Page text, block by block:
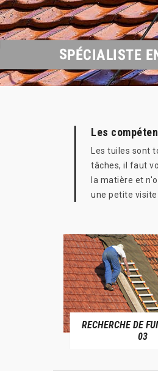
SPÉCIALISTE
Les
Les tuiles sont
tâches, il faut
la matière et
une petite visite
RECHERCHE DE
03